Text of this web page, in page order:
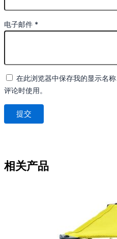
电子邮件 *
在此浏览器中保存我的显示名
评论时使用。
相关产品